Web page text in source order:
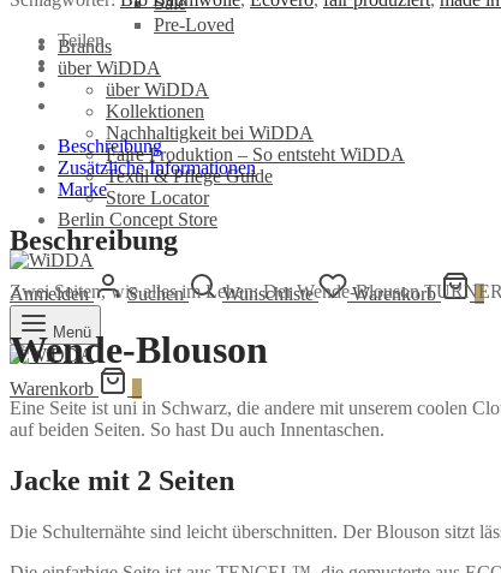
Pre-Loved
Brands
über WiDDA
über WiDDA
Kollektionen
Nachhaltigkeit bei WiDDA
Faire Produktion – So entsteht WiDDA
Textil & Pflege Guide
Store Locator
Berlin Concept Store
Anmelden Suchen Wunschliste Warenkorb 0
Menü
Warenkorb
Teilen
Beschreibung
Zusätzliche Informationen
Marke
Beschreibung
Zwei Seiten, wie alles im Leben: Der Wende-Blouson
Wende-Blouson
Eine Seite ist uni in Schwarz, die andere mit unserem coolen
auf beiden Seiten. So hast Du auch Innentaschen.
Jacke mit 2 Seiten
Die Schulternähte sind leicht überschnitten. Der Blouson sitzt